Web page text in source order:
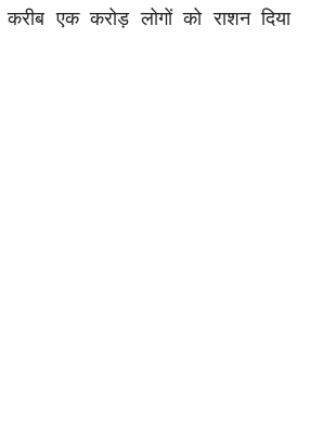
करीब एक करोड़ लोगों को राशन दिया